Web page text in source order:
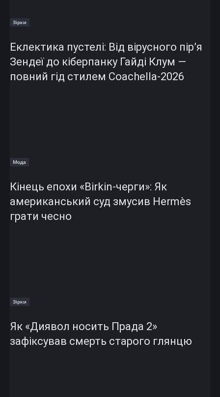
Зірки
Еклектика пустелі: Від вірусного пір’я
Зендеї до кіберпанку Гайді Клум —
повний гід стилем Coachella-2026
Мода
Кінець епохи «Birkin-черги»: Як
американський суд змусив Hermès
грати чесно
Зірки
Як «Диявол носить Прада 2»
зафіксував смерть старого глянцю